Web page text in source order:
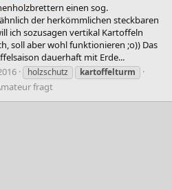
einen sog.
der herkömmlichen steckbaren
ich sozusagen vertikal Kartoffeln
soll aber wohl funktionieren ;o)) Das
dauerhaft mit Erde...
holzschutz kartoffelturm
fragt